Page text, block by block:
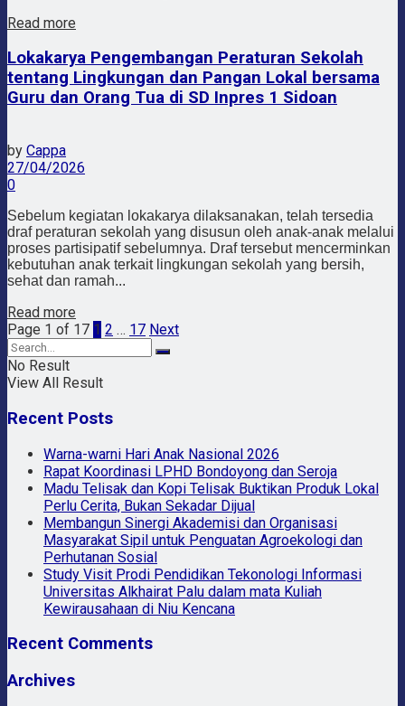
Read more
Lokakarya Pengembangan Peraturan Sekolah
tentang Lingkungan dan Pangan Lokal bersama
Guru dan Orang Tua di SD Inpres 1 Sidoan
by Cappa
27/04/2026
0
Sebelum kegiatan lokakarya dilaksanakan, telah tersedia
draf peraturan sekolah yang disusun oleh anak-anak melalui
proses partisipatif sebelumnya. Draf tersebut mencerminkan
kebutuhan anak terkait lingkungan sekolah yang bersih,
sehat dan ramah...
Read more
Page 1 of 17 1 2 … 17 Next
No Result
View All Result
Recent Posts
Warna-warni Hari Anak Nasional 2026
Rapat Koordinasi LPHD Bondoyong dan Seroja
Madu Telisak dan Kopi Telisak Buktikan Produk Lokal
Perlu Cerita, Bukan Sekadar Dijual
Membangun Sinergi Akademisi dan Organisasi
Masyarakat Sipil untuk Penguatan Agroekologi dan
Perhutanan Sosial
Study Visit Prodi Pendidikan Tekonologi Informasi
Universitas Alkhairat Palu dalam mata Kuliah
Kewirausahaan di Niu Kencana
Recent Comments
Archives